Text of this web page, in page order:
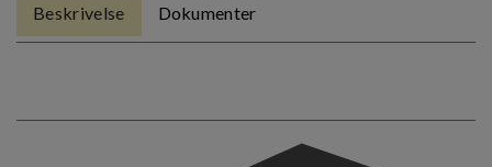
Beskrivelse Dokumenter